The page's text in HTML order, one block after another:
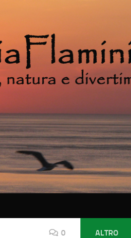
0 ALTRO